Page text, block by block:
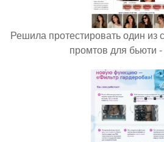
Решила протестировать один из
промтов для бьюти